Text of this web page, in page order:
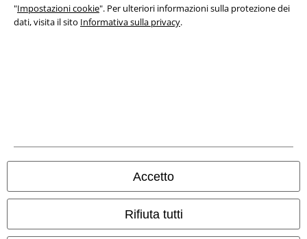
"Impostazioni cookie". Per ulteriori informazioni sulla protezione dei
dati, visita il sito Informativa sulla privacy.
Accetto
Rifiuta tutti
Informazioni sull'accessibilità
Gli altri shop EMP nel mondo
EMP International